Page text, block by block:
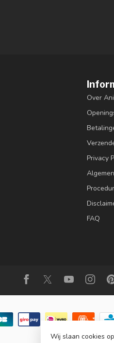
Over
Privacy
FAQ
© Copyright 2026
Wij slaan cookies